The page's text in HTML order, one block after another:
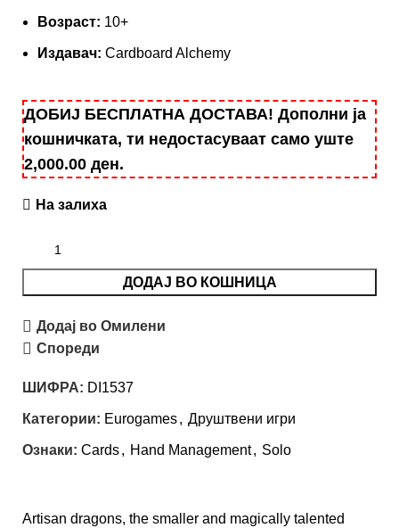
Вoзраст: 10+
Издавач: Cardboard Alchemy
ДОБИЈ БЕСПЛАТНА ДОСТАВА! Дополни ја
кошничката, ти недостасуваат само уште
2,000.00 ден.
На залиха
ДОДАЈ ВО КОШНИЦА
Додај во Омилени
Спореди
ШИФРА: DI1537
Категории: Eurogames, Друштвени игри
Ознаки: Cards, Hand Management, Solo
Artisan dragons, the smaller and magically talented